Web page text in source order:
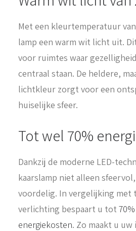
Met een kleurtemperatuur van
lamp een warm wit licht uit.
voor ruimtes waar
centraal staan. De heldere,
lichtkleur zorgt voor een
huiselijke sfeer.
Tot wel 70%
Dankzij de moderne LED-
kaarslamp niet alleen
voordelig. In vergelijking met
verlichting bespaart u tot
energiekosten. Zo maakt u